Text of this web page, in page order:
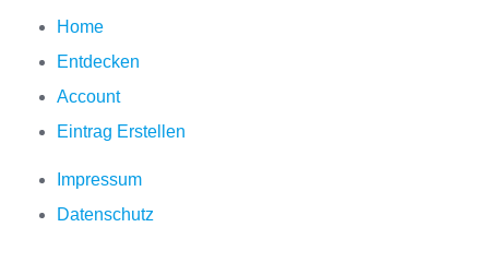
Home
Entdecken
Account
Eintrag Erstellen
Impressum
Datenschutz